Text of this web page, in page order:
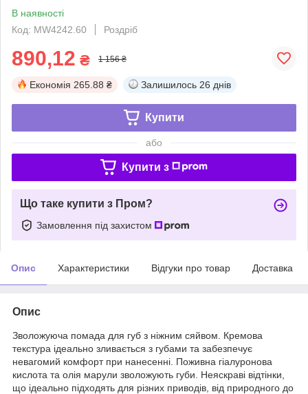
В наявності
Код: MW4242.60
Роздріб
890,12 ₴ 1 156 ₴
Економія 265.88 ₴ Залишилось 26 днів
Купити
або
Купити з
Що таке купити з Пром?
Замовлення під захистом
Опис Характеристики Відгуки про товар Доставка
Опис
Зволожуюча помада для губ з ніжним сяйвом. Кремова
текстура ідеально зливається з губами та забезпечує
невагомий комфорт при нанесенні. Поживна гіалуронова
кислота та олія марули зволожують губи. Неяскраві відтінки,
що ідеально підходять для різних приводів, від природного до